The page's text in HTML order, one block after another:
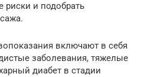
и подобрать
включают в себя
заболевания, тяжелые
диабет в стадии